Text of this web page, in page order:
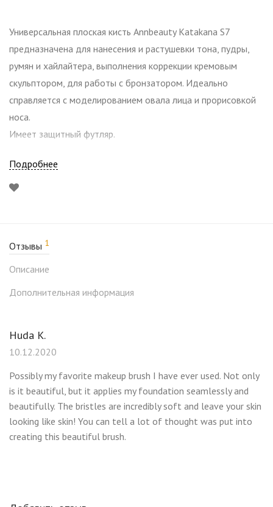
Универсальная плоская кисть Annbeauty Katakana S7
предназначена для нанесения и растушевки тона, пудры,
румян и хайлайтера, выполнения коррекции кремовым
скульптором, для работы с бронзатором. Идеально
справляется с моделированием овала лица и прорисовкой
носа.
Имеет защитный футляр.
Рекомендованные кисти для макияжа
Подробнее
Отзывы 1
Описание
Дополнительная информация
Huda K.
10.12.2020
Possibly my favorite makeup brush I have ever used. Not only
is it beautiful, but it applies my foundation seamlessly and
beautifully. The bristles are incredibly soft and leave your skin
looking like skin! You can tell a lot of thought was put into
creating this beautiful brush.